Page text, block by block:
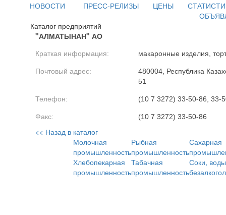
НОВОСТИ ПРЕСС-РЕЛИЗЫ ЦЕНЫ
Каталог предприятий
"АЛМАТЫНАН" АО
Краткая информация: макаронные изделия,
Почтовый адрес:
480004, Республика
51
Телефон: (10 7 3272) 33-50-86, 33-
Факс: (10 7 3272) 33-50-86
<< Назад в каталог
Молочная
промышленность
Рыбная
промышленность
Сахарная
Хлебопекарная
промышленность
Табачная
промышленность
Соки,